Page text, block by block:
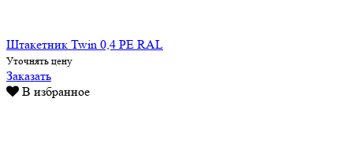
Штакетник Twin 0,4 PE RAL
Уточнять цену
Заказать
В избранное